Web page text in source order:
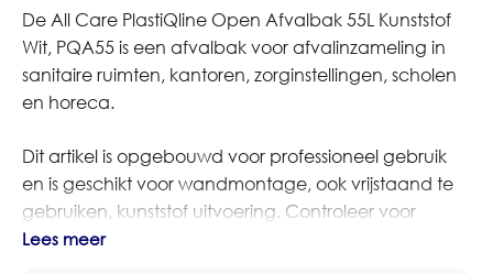
De All Care PlastiQline Open Afvalbak 55L Kunststof
Wit, PQA55 is een afvalbak voor afvalinzameling in
sanitaire ruimten, kantoren, zorginstellingen, scholen
en horeca.
Dit artikel is opgebouwd voor professioneel gebruik
en is geschikt voor wandmontage, ook vrijstaand te
gebruiken, kunststof uitvoering. Controleer voor
plaatsing altijd de inhoud, montagewijze, uitvoering
Lees meer